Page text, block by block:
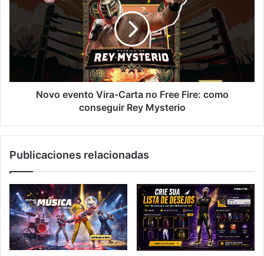
Vira-
Free
Fire:
conseguir
Novo evento Vira-Carta no Free Fire: como
conseguir Rey Mysterio
Publicaciones relacionadas